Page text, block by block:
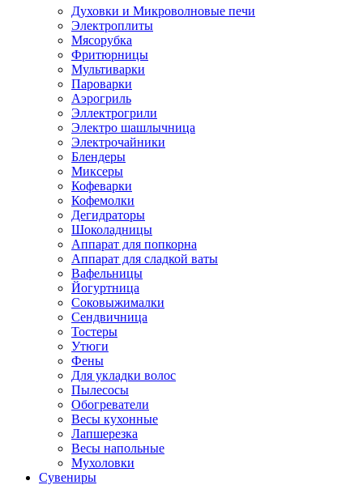
Духовки и Микроволновые печи
Электроплиты
Мясорубка
Фритюрницы
Мультиварки
Пароварки
Аэрогриль
Эллектрогрили
Электро шашлычница
Электрочайники
Блендеры
Миксеры
Кофеварки
Кофемолки
Дегидраторы
Шоколадницы
Аппарат для попкорна
Аппарат для сладкой ваты
Вафельницы
Йогуртница
Соковыжималки
Сендвичница
Тостеры
Утюги
Фены
Для укладки волос
Пылесосы
Обогреватели
Весы кухонные
Лапшерезка
Весы напольные
Мухоловки
Сувениры